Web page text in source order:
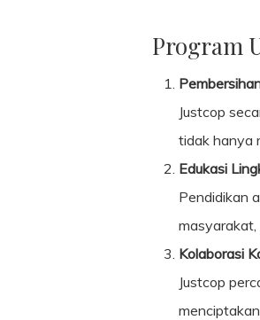
Program
Justcop
tidak hanya
Edukasi
Pendidikan
masyarakat,
Kolaborasi
Justcop